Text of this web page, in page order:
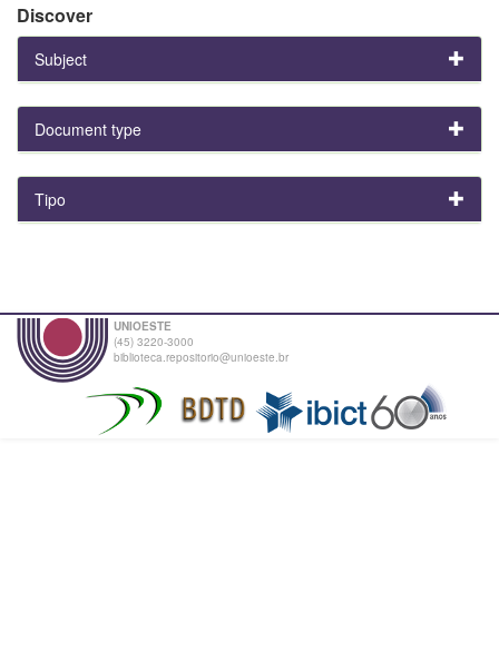
Discover
Subject
Document type
Tipo
UNIOESTE
(45) 3220-3000
biblioteca.repositorio@unioeste.br